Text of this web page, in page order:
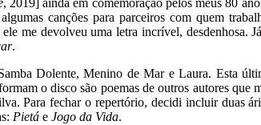
, 2019] ainda em comemoração pelos meus 80
canções para parceiros com quem
me devolveu uma letra incrível, desdenhosa.
.
Dolente, Menino de Mar e Laura. Esta
o disco são poemas de outros autores que
Para fechar o repertório, decidi incluir duas
Pietá e Jogo da Vida.